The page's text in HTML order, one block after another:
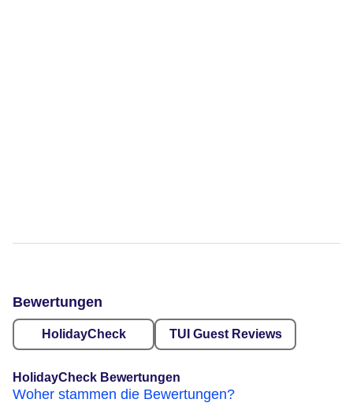
Bewertungen
HolidayCheck TUI Guest Reviews
HolidayCheck Bewertungen
Woher stammen die Bewertungen?